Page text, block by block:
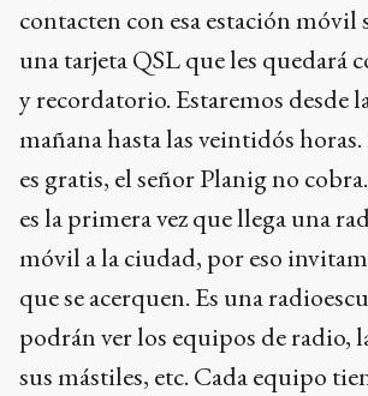
contacten con esa estación móvil
una tarjeta QSL que les quedará
y recordatorio. Estaremos desde
mañana hasta las veintidós
es gratis, el señor Planig no
es la primera vez que llega una
móvil a la ciudad, por eso
que se acerquen. Es una
podrán ver los equipos de radio,
sus mástiles, etc. Cada equipo